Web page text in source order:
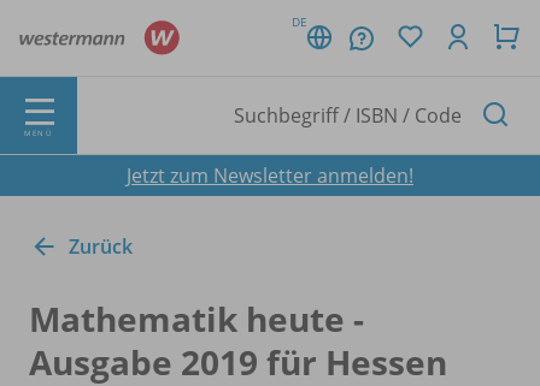
DE
MENÜ
Jetzt zum Newsletter anmelden!
Zurück
Mathematik heute -
Ausgabe 2019 für Hessen